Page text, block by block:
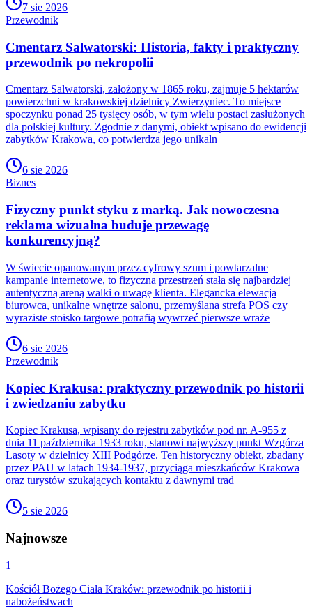
7 sie 2026
Przewodnik
Cmentarz Salwatorski: Historia, fakty i praktyczny
przewodnik po nekropolii
Cmentarz Salwatorski, założony w 1865 roku, zajmuje 5 hektarów
powierzchni w krakowskiej dzielnicy Zwierzyniec. To miejsce
spoczynku ponad 25 tysięcy osób, w tym wielu postaci zasłużonych
dla polskiej kultury. Zgodnie z danymi, obiekt wpisano do ewidencji
zabytków Krakowa, co potwierdza jego unikaln
6 sie 2026
Biznes
Fizyczny punkt styku z marką. Jak nowoczesna
reklama wizualna buduje przewagę
konkurencyjną?
W świecie opanowanym przez cyfrowy szum i powtarzalne
kampanie internetowe, to fizyczna przestrzeń stała się najbardziej
autentyczną areną walki o uwagę klienta. Elegancka elewacja
biurowca, unikalne wnętrze salonu, przemyślana strefa POS czy
wyraziste stoisko targowe potrafią wywrzeć pierwsze wraże
6 sie 2026
Przewodnik
Kopiec Krakusa: praktyczny przewodnik po historii
i zwiedzaniu zabytku
Kopiec Krakusa, wpisany do rejestru zabytków pod nr. A-955 z
dnia 11 października 1933 roku, stanowi najwyższy punkt Wzgórza
Lasoty w dzielnicy XIII Podgórze. Ten historyczny obiekt, zbadany
przez PAU w latach 1934-1937, przyciąga mieszkańców Krakowa
oraz turystów szukających kontaktu z dawnymi trad
5 sie 2026
Najnowsze
1
Kościół Bożego Ciała Kraków: przewodnik po historii i
nabożeństwach